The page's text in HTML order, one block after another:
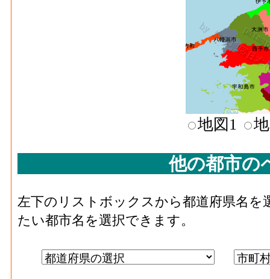
印刷･有形固定資産年末現在高[百万円
者10人以上事業所における有形固定資産
：化学工業 の一
：化学工業
化学工業･現金給与総額[百万円](2016) ：
化学工業･原材料、燃料、電力使用等額[百
料費と電力も含む年間原材料使用額
化学工業･製造品出荷額等[百万円](2016) ：
じた年間製造品出荷額
活動によって新規に付加された価値
地図1
他の都市の
左下のリストボックスから都道府県名
たい都市名を選択できます。